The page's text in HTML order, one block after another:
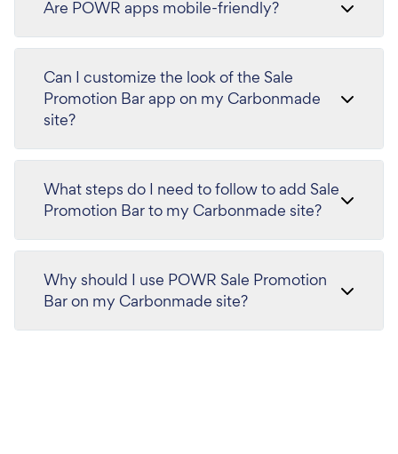
Are POWR apps mobile-friendly?
Can I customize the look of the Sale
Promotion Bar app on my Carbonmade
site?
What steps do I need to follow to add Sale
Promotion Bar to my Carbonmade site?
Why should I use POWR Sale Promotion
Bar on my Carbonmade site?